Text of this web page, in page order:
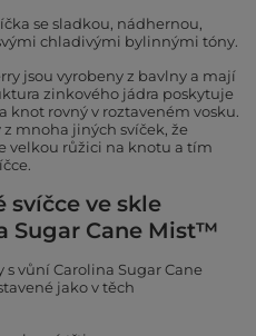
se sladkou, nádhernou,
chladivými bylinnými tóny.
jsou vyrobeny z bavlny a mají
zinkového jádra poskytuje
knot rovný v roztaveném vosku.
mnoha jiných svíček, že
velkou růžici na knotu a tím
svíčce ve skle
Sugar Cane Mist™
vůní Carolina Sugar Cane
jako v těch